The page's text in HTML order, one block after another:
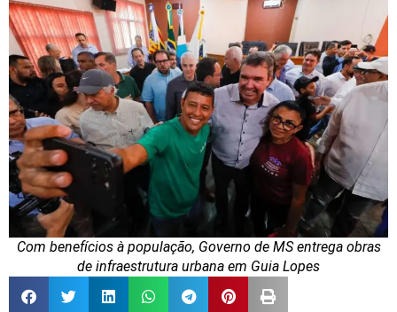
Com benefícios à população, Governo de MS entrega obras
de infraestrutura urbana em Guia Lopes